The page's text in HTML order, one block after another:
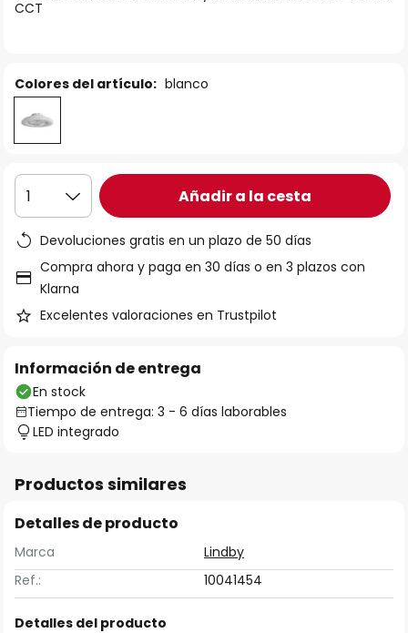
de
CCT
Colores del artículo: blanco
1 Añadir a la cesta
Devoluciones gratis en un plazo de 50 días
Compra ahora y paga en 30 días o en 3 plazos con
Klarna
Excelentes valoraciones en Trustpilot
Información de entrega
En stock
Tiempo de entrega: 3 - 6 días laborables
LED integrado
Productos similares
Detalles de producto
Marca
Lindby
Ref.:
10041454
Detalles del producto